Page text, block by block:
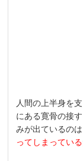
人間の上半身を
にある寛骨の接
みが出ているの
ってしまっている